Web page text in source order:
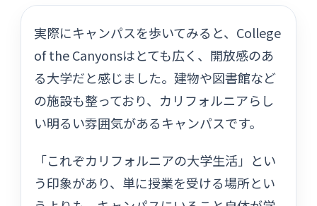
実際にキャンパスを歩いてみると、College
of the Canyonsはとても広く、開放感のあ
る大学だと感じました。建物や図書館など
の施設も整っており、カリフォルニアらし
い明るい雰囲気があるキャンパスです。
「これぞカリフォルニアの大学生活」とい
う印象があり、単に授業を受ける場所とい